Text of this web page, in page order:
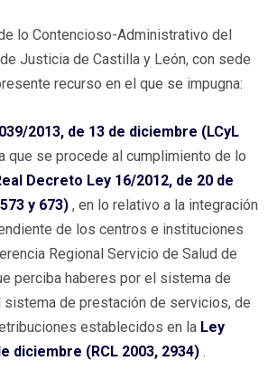
lo Contencioso-Administrativo del
Justicia de Castilla y León, con sede
recurso en el que se impugna:
2013, de 13 de diciembre (LCyL
que se procede al cumplimiento de lo
Decreto Ley 16/2012, de 20 de
y 673) , en lo relativo a la integración
de los centros e instituciones
Regional Servicio de Salud de
perciba haberes por el sistema de
sistema de prestación de servicios, de
establecidos en la Ley
diciembre (RCL 2003, 2934) .